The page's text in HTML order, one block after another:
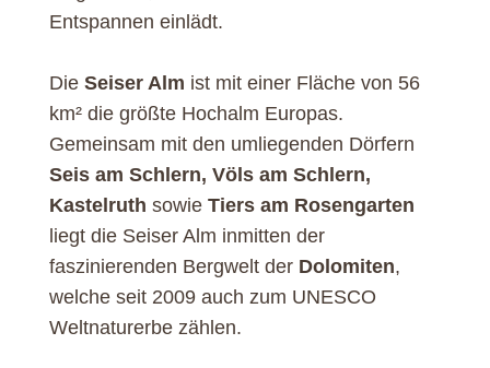
Entspannen einlädt.
Die Seiser Alm ist mit einer Fläche von 56
km² die größte Hochalm Europas.
Gemeinsam mit den umliegenden Dörfern
Seis am Schlern, Völs am Schlern,
Kastelruth sowie Tiers am Rosengarten
liegt die Seiser Alm inmitten der
faszinierenden Bergwelt der Dolomiten,
welche seit 2009 auch zum UNESCO
Weltnaturerbe zählen.